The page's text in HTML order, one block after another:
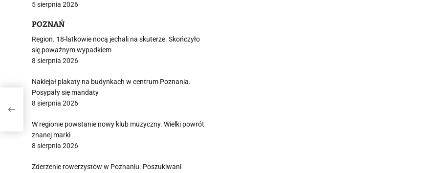
5 sierpnia 2026
POZNAŃ
Region. 18-latkowie nocą jechali na skuterze. Skończyło
się poważnym wypadkiem
8 sierpnia 2026
Naklejał plakaty na budynkach w centrum Poznania.
Posypały się mandaty
8 sierpnia 2026
W regionie powstanie nowy klub muzyczny. Wielki powrót
znanej marki
8 sierpnia 2026
Zderzenie rowerzystów w Poznaniu. Poszukiwani